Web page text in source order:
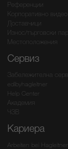
Референции
Корпоративно видео
Доставчици
Износ/търговски
Местоположения
Сервиз
Забележителна
edibyhagleitner
Help Center
Академия
ЧЗВ
Кариера
Arbeiten bei Hagleitner